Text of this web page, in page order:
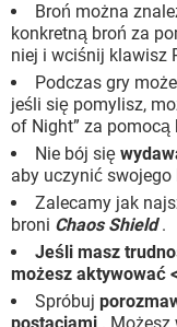
Broń można
konkretną broń za
niej i wciśnij klawisz
Podczas gry
jeśli się pomylisz,
of Night” za
Nie bój się
aby uczynić
Zalecamy jak
broni Chaos Shield.
Jeśli masz
możesz aktywować
Spróbuj